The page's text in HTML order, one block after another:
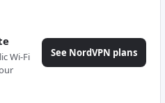
Wi-Fi
See NordVPN plans